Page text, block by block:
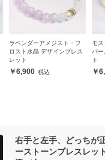
ラベンダーアメジスト・フ
ロスト水晶 デザインブレス
レット
6,900
モス
パ
ト
右手と左手、どっちが
ーストーンブレスレッ